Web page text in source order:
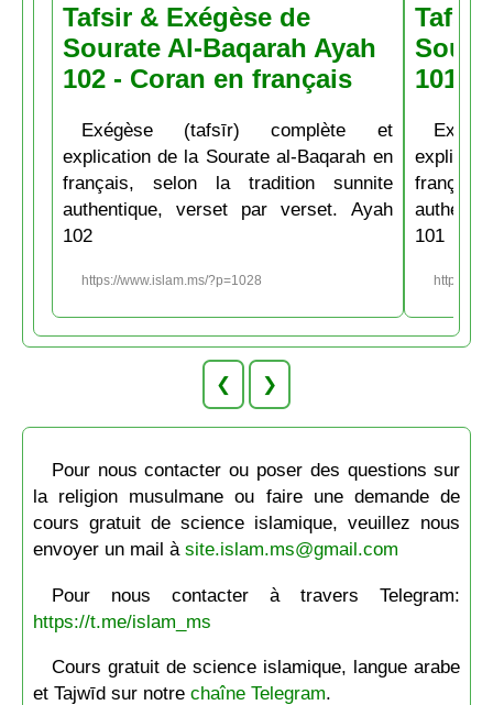
Tafsir & Exégèse de
Sourate Al-Baqarah Ayah
102 - Coran en français
Exégèse (tafsīr) complète et
explication de la Sourate al-Baqarah en
français, selon la tradition sunnite
authentique, verset par verset. Ayah
102
https://www.islam.ms/?p=1028
Tafsir
101 -
101
https://
❮ ❯
Pour nous contacter ou poser des questions sur
la religion musulmane ou faire une demande de
cours gratuit de science islamique, veuillez nous
envoyer un mail à site.islam.ms@gmail.com
Pour nous contacter à travers Telegram:
https://t.me/islam_ms
Cours gratuit de science islamique, langue arabe
et Tajwīd sur notre chaîne Telegram.